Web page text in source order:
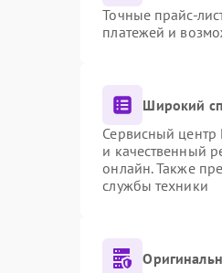
Точные прайс-
платежей и
Широкий
Сервисный центр
и качественный
онлайн. Также
службы техники